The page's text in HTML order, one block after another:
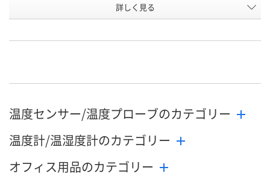
RK19311 RK19306
カゴへ カゴへ
詳しく見る
温度センサー/温度プローブのカテゴリー
温度計/温湿度計のカテゴリー
オフィス用品のカテゴリー